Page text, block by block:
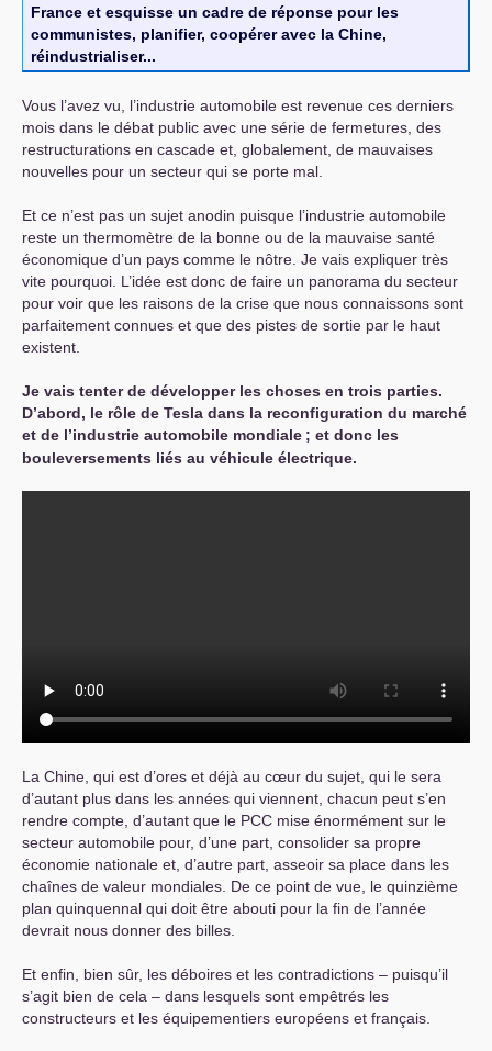
France et esquisse un cadre de réponse pour les
communistes, planifier, coopérer avec la Chine,
réindustrialiser...
Vous l’avez vu, l’industrie automobile est revenue ces derniers
mois dans le débat public avec une série de fermetures, des
restructurations en cascade et, globalement, de mauvaises
nouvelles pour un secteur qui se porte mal.
Et ce n’est pas un sujet anodin puisque l’industrie automobile
reste un thermomètre de la bonne ou de la mauvaise santé
économique d’un pays comme le nôtre. Je vais expliquer très
vite pourquoi. L’idée est donc de faire un panorama du secteur
pour voir que les raisons de la crise que nous connaissons sont
parfaitement connues et que des pistes de sortie par le haut
existent.
Je vais tenter de développer les choses en trois parties.
D’abord, le rôle de Tesla dans la reconfiguration du marché
et de l’industrie automobile mondiale ; et donc les
bouleversements liés au véhicule électrique.
La Chine, qui est d’ores et déjà au cœur du sujet, qui le sera
d’autant plus dans les années qui viennent, chacun peut s’en
rendre compte, d’autant que le PCC mise énormément sur le
secteur automobile pour, d’une part, consolider sa propre
économie nationale et, d’autre part, asseoir sa place dans les
chaînes de valeur mondiales. De ce point de vue, le quinzième
plan quinquennal qui doit être abouti pour la fin de l’année
devrait nous donner des billes.
Et enfin, bien sûr, les déboires et les contradictions – puisqu’il
s’agit bien de cela – dans lesquels sont empêtrés les
constructeurs et les équipementiers européens et français.